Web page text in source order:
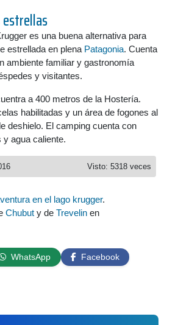
estrellas
es una buena alternativa para
estrellada en plena Patagonia. Cuenta
ambiente familiar y gastronomía
y visitantes.
a 400 metros de la Hostería.
habilitadas y un área de fogones al
deshielo. El camping cuenta con
y agua caliente.
Visto: 5318 veces
en el lago krugger.
Chubut y de Trevelin en
WhatsApp
Facebook